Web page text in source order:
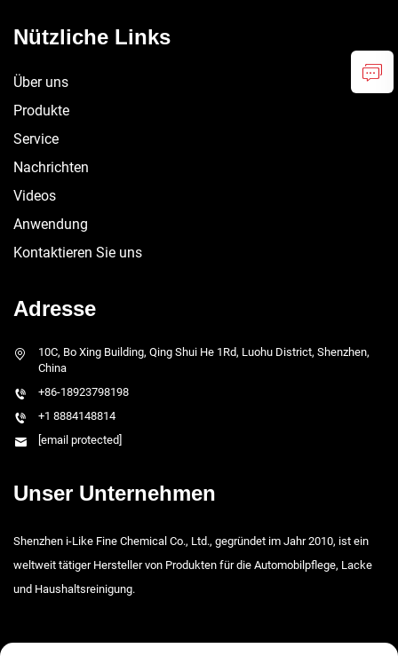
Nützliche Links
Über uns
Produkte
Service
Nachrichten
Videos
Anwendung
Kontaktieren Sie uns
Adresse
10C, Bo Xing Building, Qing Shui He 1Rd, Luohu District, Shenzhen,
China
+86-18923798198
+1 8884148814
[email protected]
Unser Unternehmen
Shenzhen i-Like Fine Chemical Co., Ltd., gegründet im Jahr 2010, ist ein
weltweit tätiger Hersteller von Produkten für die Automobilpflege, Lacke
und Haushaltsreinigung.